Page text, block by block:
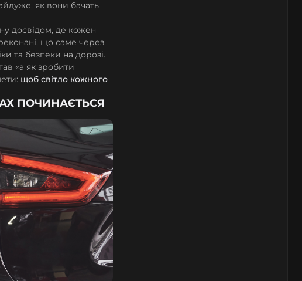
як вони бачать
досвідом, де кожен
що саме через
та безпеки на дорозі.
«а як зробити
щоб світло кожного
ПОЧИНАЄТЬСЯ